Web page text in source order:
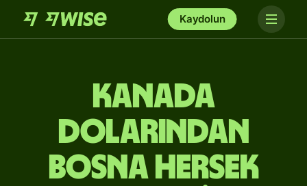
Kaydolun
Kanada
dolarından
Bosna Hersek